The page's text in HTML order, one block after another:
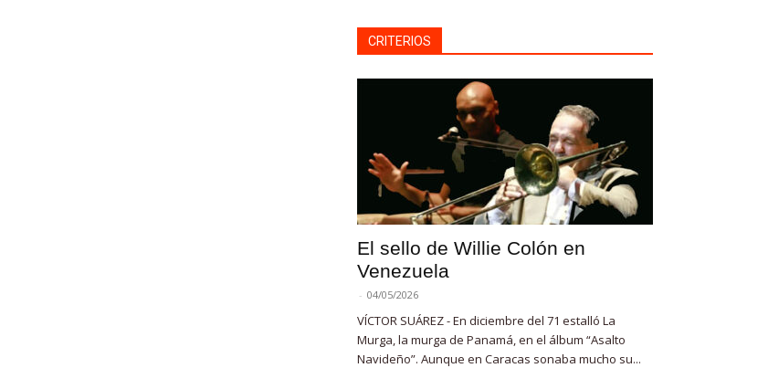
CRITERIOS
El sello de Willie Colón en
Venezuela
- 04/05/2026
VÍCTOR SUÁREZ - En diciembre del 71 estalló La
Murga, la murga de Panamá, en el álbum “Asalto
Navideño”. Aunque en Caracas sonaba mucho su...